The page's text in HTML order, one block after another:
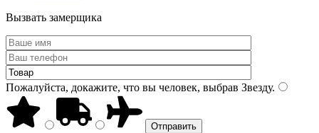
Вызвать замерщика
Пожалуйста, докажите, что вы человек, выбрав Звезду.